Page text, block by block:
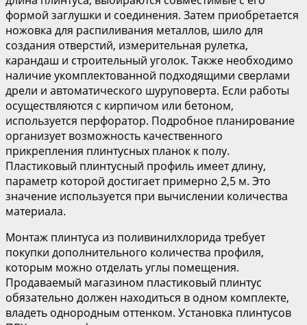
формой заглушки и соединения. Затем приобретается
ножовка для распиливания металлов, шило для
создания отверстий, измерительная рулетка,
карандаш и строительный уголок. Также необходимо
наличие укомплектованной подходящими сверлами
дрели и автоматического шуруповерта. Если работы
осуществляются с кирпичом или бетоном,
используется перфоратор. Подробное планирование
организует возможность качественного
прикрепления плинтусных планок к полу.
Пластиковый плинтусный профиль имеет длину,
параметр которой достигает примерно 2,5 м. Это
значение используется при вычислении количества
материала.
Монтаж плинтуса из поливинилхлорида требует
покупки дополнительного количества профиля,
которым можно отделать углы помещения.
Продаваемый магазином пластиковый плинтус
обязательно должен находиться в одном комплекте,
владеть однородным оттенком. Установка плинтусов